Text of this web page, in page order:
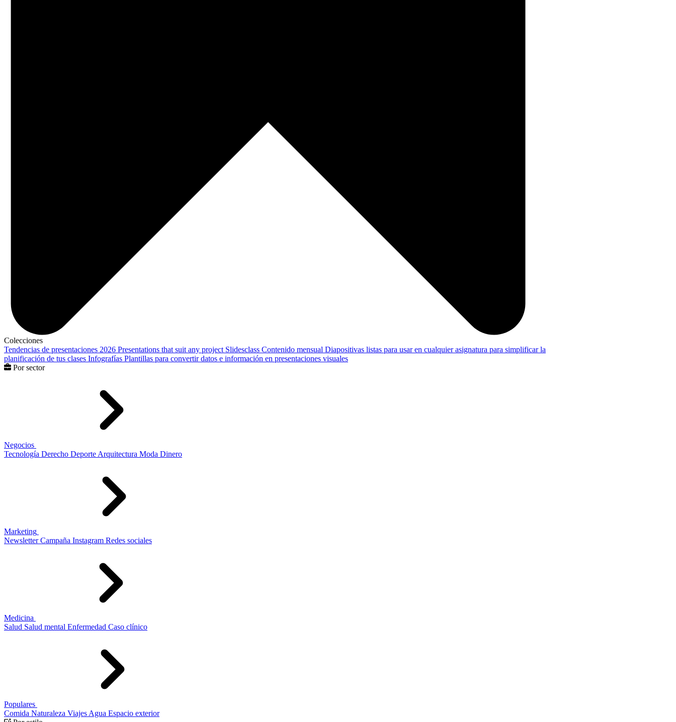
Colecciones
Tendencias de presentaciones 2026 Presentations that suit any project Slidesclass Contenido mensual Diapositivas listas para usar en cualquier asignatura para simplificar la
planificación de tus clases Infografías Plantillas para convertir datos e información en presentaciones visuales
Por sector
Negocios
Tecnología Derecho Deporte Arquitectura Moda Dinero
Marketing
Newsletter Campaña Instagram Redes sociales
Medicina
Salud Salud mental Enfermedad Caso clínico
Populares
Comida Naturaleza Viajes Agua Espacio exterior